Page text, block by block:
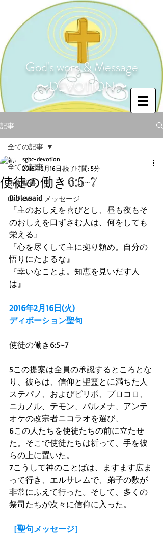
God's word & Message
〜DEVOTION〜
記事
全ての記事
新約聖書
God's Word メッセージ
全ての記事
使徒の働き6:5~7
sgbc-devotion
2016年2月16日 読了時間: 5分
Bible said
『主のおしえを喜びとし、昼も夜もそ
のおしえを口ずさむ人は、何をしても
栄える』
『心を尽くして主に拠り頼め。自分の
悟りにたよるな』
『幸いなことよ。知恵を見いだす人
は』
2016年2月16日(火)
ディボーション聖句
使徒の働き6:5~7
5この提案は全員の承認するところとな
り、彼らは、信仰と聖霊とに満ちた人
ステパノ、およびピリポ、プロコロ、
ニカノル、テモン、パルメナ、アンテ
オケの改宗者ニコラオを選び、
6この人たちを使徒たちの前に立たせ
た。そこで使徒たちは祈って、手を彼
らの上に置いた。
7こうして神のことばは、ますます広ま
って行き、エルサレムで、弟子の数が
非常にふえて行った。そして、多くの
祭司たちが次々に信仰に入った。
［聖句メッセージ］